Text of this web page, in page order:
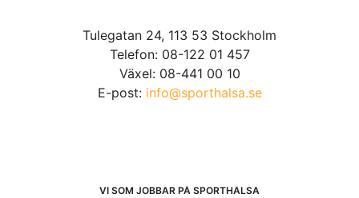
Tulegatan 24, 113 53 Stockholm
Telefon: 08-122 01 457
Växel: 08-441 00 10
E-post: info@sporthalsa.se
VI SOM JOBBAR PÅ SPORTHÄLSA